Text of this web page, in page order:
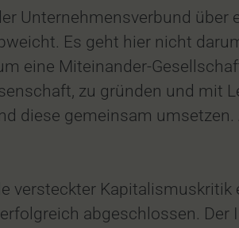
Unternehmensverbund über
Es geht hier nicht
eine Miteinander-
zu gründen und mit
diese gemeinsam
Kapitalismuskritik
abgeschlossen.